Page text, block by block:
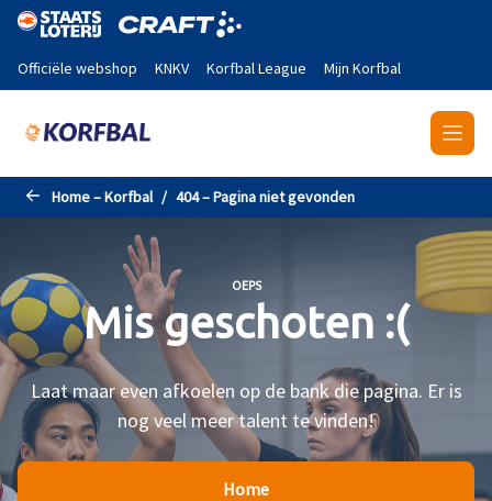
Naar de hoofdinhoud gaan
Officiële webshop KNKV Korfbal League Mijn Korfbal
Home – Korfbal 404 – Pagina niet gevonden
OEPS
Mis geschoten :(
Laat maar even afkoelen op de bank die pagina. Er is
nog veel meer talent te vinden!
Home